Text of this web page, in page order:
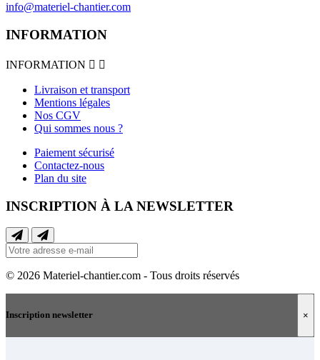
info@materiel-chantier.com
INFORMATION
INFORMATION  
Livraison et transport
Mentions légales
Nos CGV
Qui sommes nous ?
Paiement sécurisé
Contactez-nous
Plan du site
INSCRIPTION À LA NEWSLETTER
© 2026 Materiel-chantier.com - Tous droits réservés
Inscription newsletter ×